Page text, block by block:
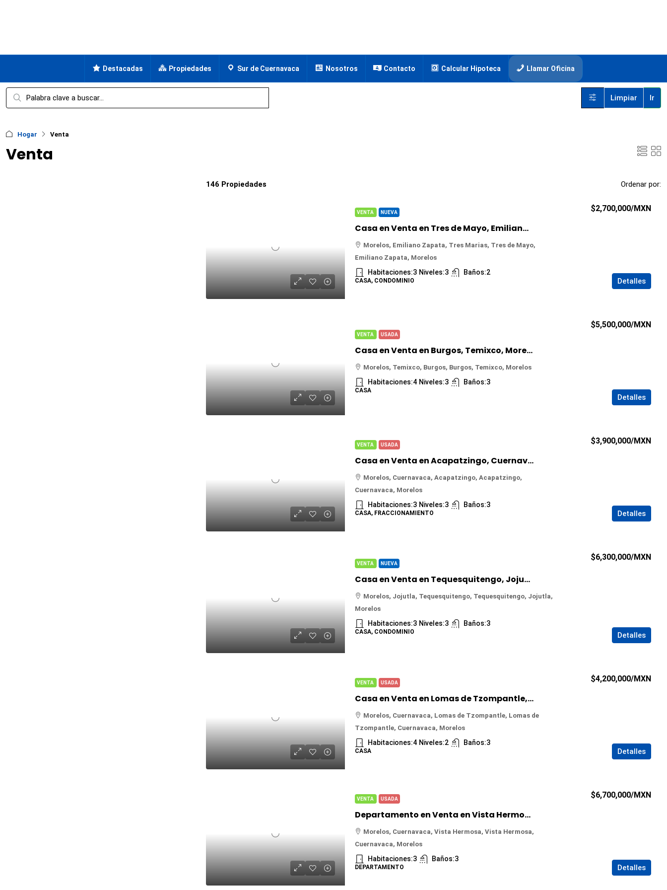
Destacadas Propiedades Sur de Cuernavaca Nosotros Contacto Calcular Hipoteca Llamar Oficina
Limpiar Ir
Hogar Venta
Venta
146 Propiedades Ordenar por:
VENTA NUEVA
Casa en Venta en Tres de Mayo, Emiliano Zapata, Morelos
$2,700,000/MXN
Morelos, Emiliano Zapata, Tres Marias, Tres de Mayo,
Emiliano Zapata, Morelos
Habitaciones:3 Niveles:3 Baños:2
CASA, CONDOMINIO Detalles
VENTA USADA
Casa en Venta en Burgos, Temixco, Morelos
$5,500,000/MXN
Morelos, Temixco, Burgos, Burgos, Temixco, Morelos
Habitaciones:4 Niveles:3 Baños:3
CASA
Detalles
VENTA USADA
Casa en Venta en Acapatzingo, Cuernavaca, Morelos
$3,900,000/MXN
Morelos, Cuernavaca, Acapatzingo, Acapatzingo,
Cuernavaca, Morelos
Habitaciones:3 Niveles:3 Baños:3
CASA, FRACCIONAMIENTO Detalles
VENTA NUEVA
Casa en Venta en Tequesquitengo, Jojutla, Morelos
$6,300,000/MXN
Morelos, Jojutla, Tequesquitengo, Tequesquitengo, Jojutla,
Morelos
Habitaciones:3 Niveles:3 Baños:3
CASA, CONDOMINIO Detalles
VENTA USADA
Casa en Venta en Lomas de Tzompantle, Cuernavaca, Morelos
$4,200,000/MXN
Morelos, Cuernavaca, Lomas de Tzompantle, Lomas de
Tzompantle, Cuernavaca, Morelos
Habitaciones:4 Niveles:2 Baños:3
CASA Detalles
VENTA USADA
Departamento en Venta en Vista Hermosa, Cuernavaca, Morelos
$6,700,000/MXN
Morelos, Cuernavaca, Vista Hermosa, Vista Hermosa,
Cuernavaca, Morelos
Habitaciones:3 Baños:3
DEPARTAMENTO Detalles